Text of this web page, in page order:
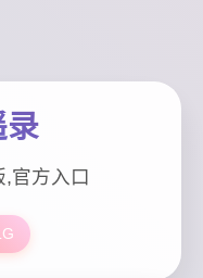
录
官方入口